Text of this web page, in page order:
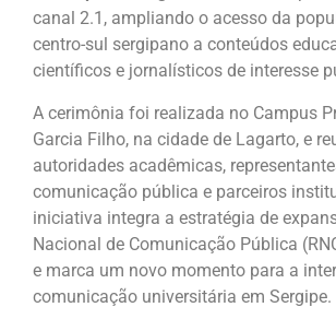
canal 2.1, ampliando o acesso da
centro-sul sergipano a conteúdos
científicos e jornalísticos de interesse
A cerimônia foi realizada no Campus
Garcia Filho, na cidade de Lagarto, e
autoridades acadêmicas,
comunicação pública e parceiros
iniciativa integra a estratégia de
Nacional de Comunicação Pública
e marca um novo momento para a
comunicação universitária em Sergipe.